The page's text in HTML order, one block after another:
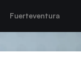
Fuerteventura